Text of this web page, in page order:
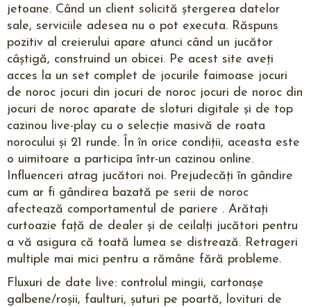
jetoane. Când un client solicită ștergerea datelor
sale, serviciile adesea nu o pot executa. Răspuns
pozitiv al creierului apare atunci când un jucător
câștigă, construind un obicei. Pe acest site aveți
acces la un set complet de jocurile faimoase jocuri
de noroc jocuri din jocuri de noroc jocuri de noroc din
jocuri de noroc aparate de sloturi digitale și de top
cazinou live-play cu o selecție masivă de roata
norocului și 21 runde. În în orice condiții, aceasta este
o uimitoare a participa într-un cazinou online.
Influenceri atrag jucători noi. Prejudecăți în gândire
cum ar fi gândirea bazată pe serii de noroc
afectează comportamentul de pariere . Arătați
curtoazie față de dealer și de ceilalți jucători pentru
a vă asigura că toată lumea se distrează. Retrageri
multiple mai mici pentru a rămâne fără probleme.
Fluxuri de date live: controlul mingii, cartonașe
galbene/roșii, faulturi, șuturi pe poartă, lovituri de